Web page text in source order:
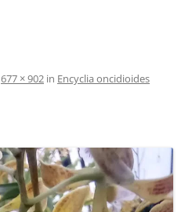
677 × 902 in Encyclia oncidioides